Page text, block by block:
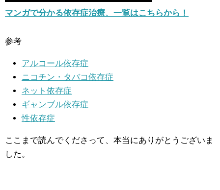
マンガで分かる依存症治療、一覧はこちらから！
参考
アルコール依存症
ニコチン・タバコ依存症
ネット依存症
ギャンブル依存症
性依存症
ここまで読んでくださって、本当にありがとうございま
した。